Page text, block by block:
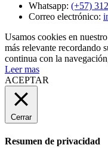
Whatsapp: (+57)
Correo electrónico:
Usamos cookies en
más relevante recordando
continua con la
Leer mas
ACEPTAR
Cerrar
Resumen de privacidad